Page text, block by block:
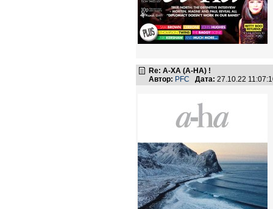
Re: А-ХА (A-HA) !
Автор: PFC Дата: 27.10.22